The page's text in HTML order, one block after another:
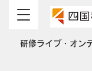
研修ライブ・オン